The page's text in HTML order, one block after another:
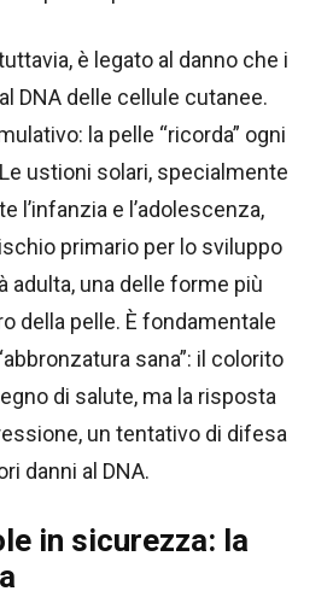
è legato al danno che i
DNA delle cellule cutanee.
la pelle “ricorda” ogni
ustioni solari, specialmente
l’infanzia e l’adolescenza,
primario per lo sviluppo
adulta, una delle forme più
della pelle. È fondamentale
sana”: il colorito
di salute, ma la risposta
un tentativo di difesa
danni al DNA.
in sicurezza: la